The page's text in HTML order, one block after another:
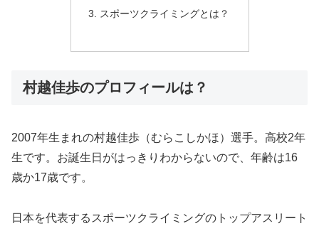
スポーツクライミングとは？
村越佳歩のプロフィールは？
2007年生まれの村越佳歩（むらこしかほ）選手。高校2年
生です。お誕生日がはっきりわからないので、年齢は16
歳か17歳です。
日本を代表するスポーツクライミングのトップアスリート